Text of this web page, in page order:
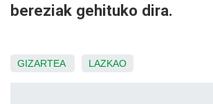
bereziak gehituko dira.
GIZARTEA LAZKAO